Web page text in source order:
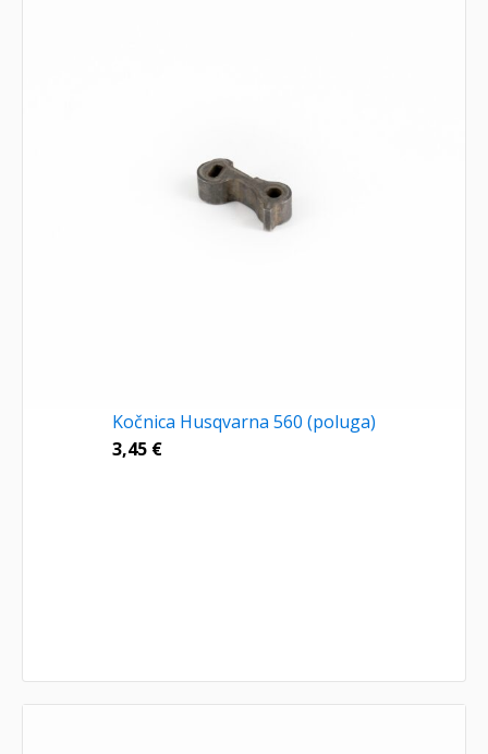
Kočnica Husqvarna 560 (poluga)
3,45 €